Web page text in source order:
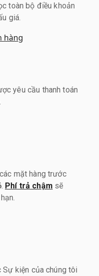
toàn bộ điều khoản
giá.
hàng
yêu cầu thanh toán
mặt hàng trước
. Phí trả chậm sẽ
kiện của chúng tôi